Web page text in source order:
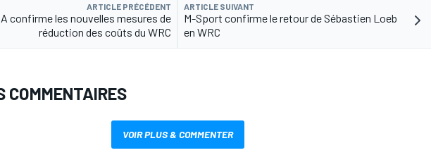
ARTICLE PRÉCÉDENT
confirme les nouvelles mesures de
réduction des coûts du WRC
ARTICLE SUIVANT
M-Sport confirme le retour de Sébastien Loeb
en WRC
COMMENTAIRES
VOIR PLUS & COMMENTER